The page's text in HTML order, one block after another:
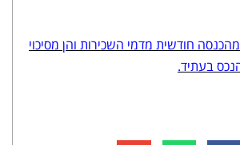
חודשית מדמי השכירות והן מסיכוי
בעתיד.